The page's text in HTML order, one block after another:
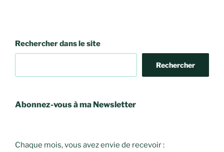
Rechercher dans le site
Rechercher
Abonnez-vous à ma Newsletter
Chaque mois, vous avez envie de recevoir :